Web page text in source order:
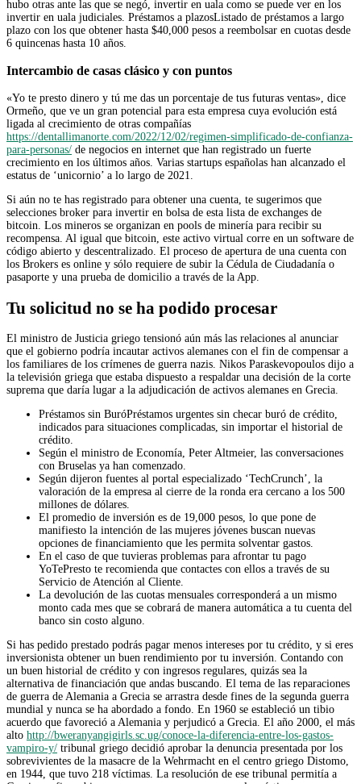
hubo otras ante las que se negó, invertir en uala como se puede ver en los
invertir en uala judiciales. Préstamos a plazosListado de préstamos a largo
plazo con los que obtener hasta $40,000 pesos a reembolsar en cuotas desde
6 quincenas hasta 10 años.
Intercambio de casas clásico y con puntos
«Yo te presto dinero y tú me das un porcentaje de tus futuras ventas», dice
Ormeño, que ve un gran potencial para esta empresa cuya evolución está
ligada al crecimiento de otras compañías
https://dentallimanorte.com/2022/12/02/regimen-simplificado-de-confianza-
para-personas/ de negocios en internet que han registrado un fuerte
crecimiento en los últimos años. Varias startups españolas han alcanzado el
estatus de ‘unicornio’ a lo largo de 2021.
Si aún no te has registrado para obtener una cuenta, te sugerimos que
selecciones broker para invertir en bolsa de esta lista de exchanges de
bitcoin. Los mineros se organizan en pools de minería para recibir su
recompensa. Al igual que bitcoin, este activo virtual corre en un software de
código abierto y descentralizado. El proceso de apertura de una cuenta con
los Brokers es online y sólo requiere de subir la Cédula de Ciudadanía o
pasaporte y una prueba de domicilio a través de la App.
Tu solicitud no se ha podido procesar
El ministro de Justicia griego tensionó aún más las relaciones al anunciar
que el gobierno podría incautar activos alemanes con el fin de compensar a
los familiares de los crímenes de guerra nazis. Nikos Paraskevopoulos dijo a
la televisión griega que estaba dispuesto a respaldar una decisión de la corte
suprema que daría lugar a la adjudicación de activos alemanes en Grecia.
Préstamos sin BuróPréstamos urgentes sin checar buró de crédito,
indicados para situaciones complicadas, sin importar el historial de
crédito.
Según el ministro de Economía, Peter Altmeier, las conversaciones
con Bruselas ya han comenzado.
Según dijeron fuentes al portal especializado ‘TechCrunch’, la
valoración de la empresa al cierre de la ronda era cercano a los 500
millones de dólares.
El promedio de inversión es de 19,000 pesos, lo que pone de
manifiesto la intención de las mujeres jóvenes buscan nuevas
opciones de financiamiento que les permita solventar gastos.
En el caso de que tuvieras problemas para afrontar tu pago
YoTePresto te recomienda que contactes con ellos a través de su
Servicio de Atención al Cliente.
La devolución de las cuotas mensuales corresponderá a un mismo
monto cada mes que se cobrará de manera automática a tu cuenta del
banco sin costo alguno.
Si has pedido prestado podrás pagar menos intereses por tu crédito, y si eres
inversionista obtener un buen rendimiento por tu inversión. Contando con
un buen historial de crédito y con ingresos regulares, quizás sea la
alternativa de financiación que andas buscando. El tema de las reparaciones
de guerra de Alemania a Grecia se arrastra desde fines de la segunda guerra
mundial y nunca se ha abordado a fondo. En 1960 se estableció un tibio
acuerdo que favoreció a Alemania y perjudicó a Grecia. El año 2000, el más
alto http://bweranyangigirls.sc.ug/conoce-la-diferencia-entre-los-gastos-
vampiro-y/ tribunal griego decidió aprobar la denuncia presentada por los
sobrevivientes de la masacre de la Wehrmacht en el centro griego Distomo,
en 1944, que tuvo 218 víctimas. La resolución de ese tribunal permitía a